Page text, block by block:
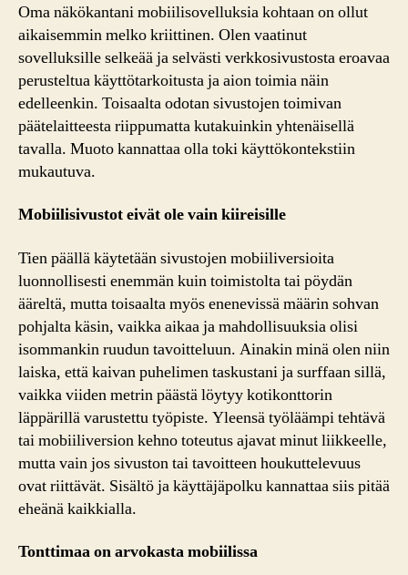
Oma näkökantani mobiilisovelluksia kohtaan on ollut
aikaisemmin melko kriittinen. Olen vaatinut
sovelluksille selkeää ja selvästi verkkosivustosta eroavaa
perusteltua käyttötarkoitusta ja aion toimia näin
edelleenkin. Toisaalta odotan sivustojen toimivan
päätelaitteesta riippumatta kutakuinkin yhtenäisellä
tavalla. Muoto kannattaa olla toki käyttökontekstiin
mukautuva.
Mobiilisivustot eivät ole vain kiireisille
Tien päällä käytetään sivustojen mobiiliversioita
luonnollisesti enemmän kuin toimistolta tai pöydän
ääreltä, mutta toisaalta myös enenevissä määrin sohvan
pohjalta käsin, vaikka aikaa ja mahdollisuuksia olisi
isommankin ruudun tavoitteluun. Ainakin minä olen niin
laiska, että kaivan puhelimen taskustani ja surffaan sillä,
vaikka viiden metrin päästä löytyy kotikonttorin
läppärillä varustettu työpiste. Yleensä työläämpi tehtävä
tai mobiiliversion kehno toteutus ajavat minut liikkeelle,
mutta vain jos sivuston tai tavoitteen houkuttelevuus
ovat riittävät. Sisältö ja käyttäjäpolku kannattaa siis pitää
eheänä kaikkialla.
Tonttimaa on arvokasta mobiilissa